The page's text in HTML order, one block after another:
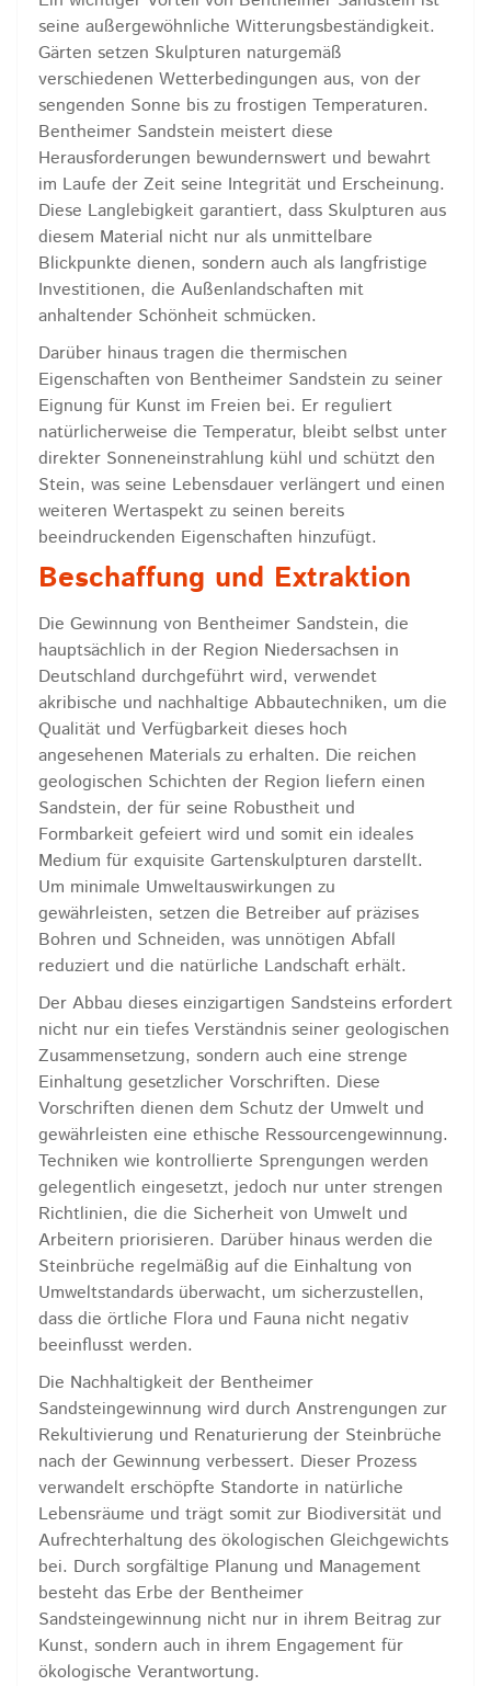
seine außergewöhnliche Witterungsbeständigkeit.
Gärten setzen Skulpturen naturgemäß
verschiedenen Wetterbedingungen aus, von der
sengenden Sonne bis zu frostigen Temperaturen.
Bentheimer Sandstein meistert diese
Herausforderungen bewundernswert und bewahrt
im Laufe der Zeit seine Integrität und Erscheinung.
Diese Langlebigkeit garantiert, dass Skulpturen aus
diesem Material nicht nur als unmittelbare
Blickpunkte dienen, sondern auch als langfristige
Investitionen, die Außenlandschaften mit
anhaltender Schönheit schmücken.
Darüber hinaus tragen die thermischen
Eigenschaften von Bentheimer Sandstein zu seiner
Eignung für Kunst im Freien bei. Er reguliert
natürlicherweise die Temperatur, bleibt selbst unter
direkter Sonneneinstrahlung kühl und schützt den
Stein, was seine Lebensdauer verlängert und einen
weiteren Wertaspekt zu seinen bereits
beeindruckenden Eigenschaften hinzufügt.
Beschaffung und Extraktion
Die Gewinnung von Bentheimer Sandstein, die
hauptsächlich in der Region Niedersachsen in
Deutschland durchgeführt wird, verwendet
akribische und nachhaltige Abbautechniken, um die
Qualität und Verfügbarkeit dieses hoch
angesehenen Materials zu erhalten. Die reichen
geologischen Schichten der Region liefern einen
Sandstein, der für seine Robustheit und
Formbarkeit gefeiert wird und somit ein ideales
Medium für exquisite Gartenskulpturen darstellt.
Um minimale Umweltauswirkungen zu
gewährleisten, setzen die Betreiber auf präzises
Bohren und Schneiden, was unnötigen Abfall
reduziert und die natürliche Landschaft erhält.
Der Abbau dieses einzigartigen Sandsteins erfordert
nicht nur ein tiefes Verständnis seiner geologischen
Zusammensetzung, sondern auch eine strenge
Einhaltung gesetzlicher Vorschriften. Diese
Vorschriften dienen dem Schutz der Umwelt und
gewährleisten eine ethische Ressourcengewinnung.
Techniken wie kontrollierte Sprengungen werden
gelegentlich eingesetzt, jedoch nur unter strengen
Richtlinien, die die Sicherheit von Umwelt und
Arbeitern priorisieren. Darüber hinaus werden die
Steinbrüche regelmäßig auf die Einhaltung von
Umweltstandards überwacht, um sicherzustellen,
dass die örtliche Flora und Fauna nicht negativ
beeinflusst werden.
Die Nachhaltigkeit der Bentheimer
Sandsteingewinnung wird durch Anstrengungen zur
Rekultivierung und Renaturierung der Steinbrüche
nach der Gewinnung verbessert. Dieser Prozess
verwandelt erschöpfte Standorte in natürliche
Lebensräume und trägt somit zur Biodiversität und
Aufrechterhaltung des ökologischen Gleichgewichts
bei. Durch sorgfältige Planung und Management
besteht das Erbe der Bentheimer
Sandsteingewinnung nicht nur in ihrem Beitrag zur
Kunst, sondern auch in ihrem Engagement für
ökologische Verantwortung.